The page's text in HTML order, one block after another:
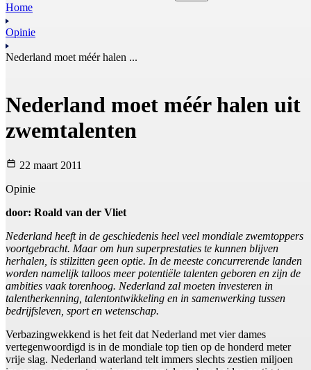
Home
Opinie
Nederland moet méér halen ...
Nederland moet méér halen uit
zwemtalenten
22 maart 2011
Opinie
door: Roald van der Vliet
Nederland heeft in de geschiedenis heel veel mondiale zwemtoppers
voortgebracht. Maar om hun superprestaties te kunnen blijven
herhalen, is stilzitten geen optie. In de meeste concurrerende landen
worden namelijk talloos meer potentiële talenten geboren en zijn de
ambities vaak torenhoog. Nederland zal moeten investeren in
talentherkenning, talentontwikkeling en in samenwerking tussen
bedrijfsleven, sport en wetenschap.
Verbazingwekkend is het feit dat Nederland met vier dames
vertegenwoordigd is in de mondiale top tien op de honderd meter
vrije slag. Nederland waterland telt immers slechts zestien miljoen